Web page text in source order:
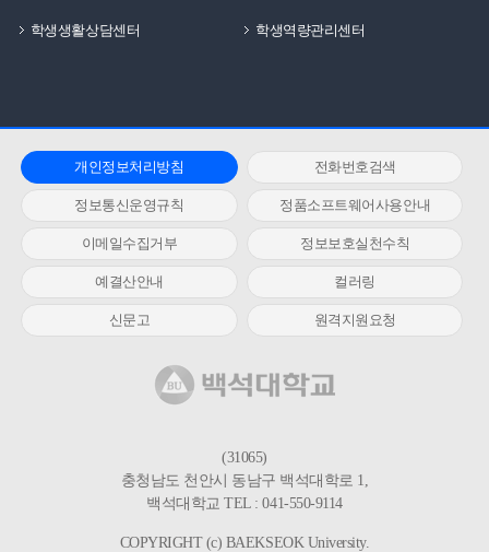
학생생활상담센터 학생역량관리센터
개인정보처리방침 전화번호검색
정보통신운영규칙 정품소프트웨어사용안내
이메일수집거부 정보보호실천수칙
예결산안내 컬러링
신문고 원격지원요청
(31065)
충청남도 천안시 동남구 백석대학로 1,
백석대학교 TEL : 041-550-9114
COPYRIGHT (c) BAEKSEOK University.